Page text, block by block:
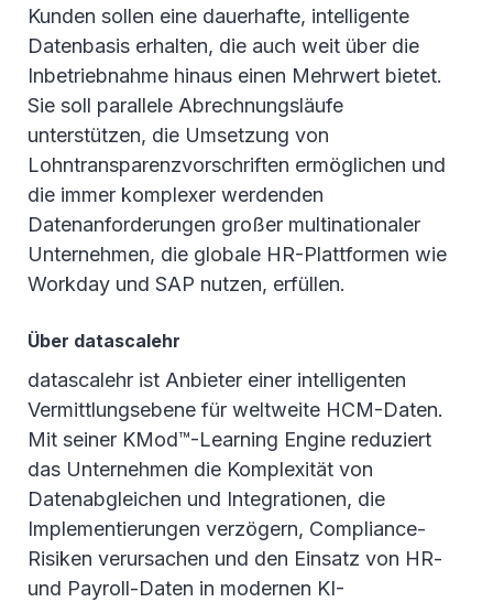
Kunden sollen eine dauerhafte, intelligente
Datenbasis erhalten, die auch weit über die
Inbetriebnahme hinaus einen Mehrwert bietet.
Sie soll parallele Abrechnungsläufe
unterstützen, die Umsetzung von
Lohntransparenzvorschriften ermöglichen und
die immer komplexer werdenden
Datenanforderungen großer multinationaler
Unternehmen, die globale HR-Plattformen wie
Workday und SAP nutzen, erfüllen.
Über datascalehr
datascalehr ist Anbieter einer intelligenten
Vermittlungsebene für weltweite HCM-Daten.
Mit seiner KMod™-Learning Engine reduziert
das Unternehmen die Komplexität von
Datenabgleichen und Integrationen, die
Implementierungen verzögern, Compliance-
Risiken verursachen und den Einsatz von HR-
und Payroll-Daten in modernen KI-